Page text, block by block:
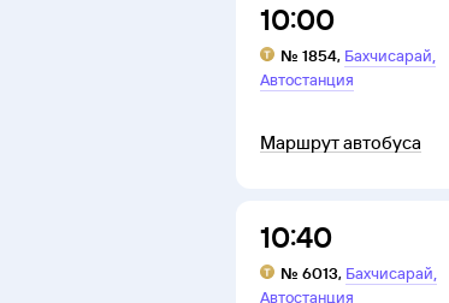
10:00
№ 1854, Бахчисарай,
Автостанция
Маршрут автобуса
10:40
№ 6013, Бахчисарай,
Автостанция